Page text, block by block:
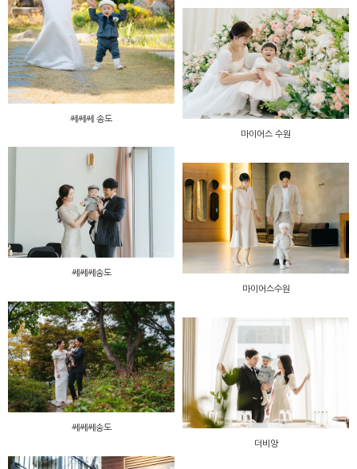
쎄쎄쎄 송도
마이어스 수원
쎄쎄쎄송도
마이어스수원
쎄쎄쎄송도
더비앙